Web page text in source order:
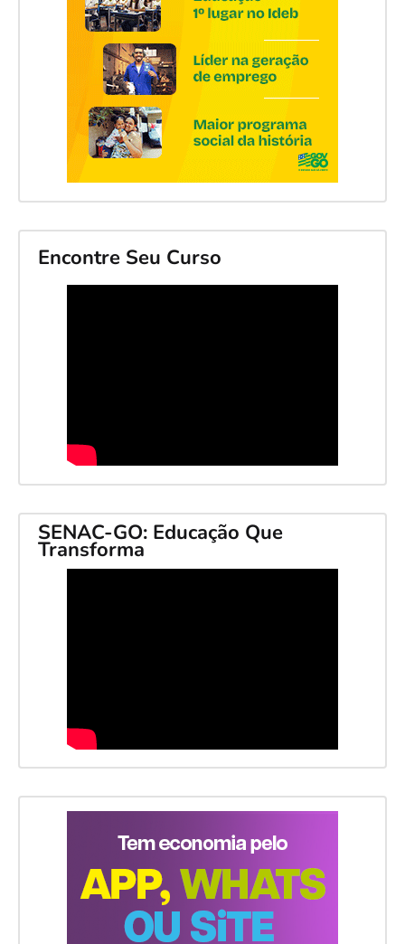
Encontre Seu Curso
SENAC-GO: Educação Que
Transforma